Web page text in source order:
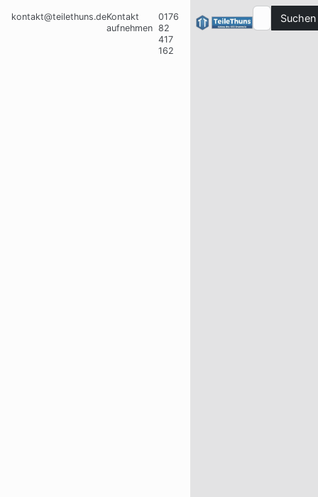
kontakt@teilethuns.deKontakt
aufnehmen
0176
82
417
162
Suchen